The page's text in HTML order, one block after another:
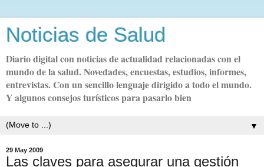
Noticias de Salud
Diario digital con noticias de actualidad relacionadas con el
mundo de la salud. Novedades, encuestas, estudios, informes,
entrevistas. Con un sencillo lenguaje dirigido a todo el mundo.
Y algunos consejos turísticos para pasarlo bien
▼
29 May 2009
Las claves para asegurar una gestión